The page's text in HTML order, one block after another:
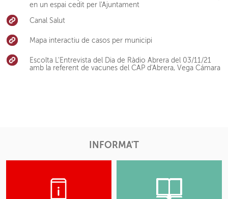
en un espai cedit per l'Ajuntament
Canal Salut
Mapa interactiu de casos per municipi
Escolta L'Entrevista del Dia de Ràdio Abrera del 03/11/21
amb la referent de vacunes del CAP d'Abrera, Vega Cámara
INFORMA'T